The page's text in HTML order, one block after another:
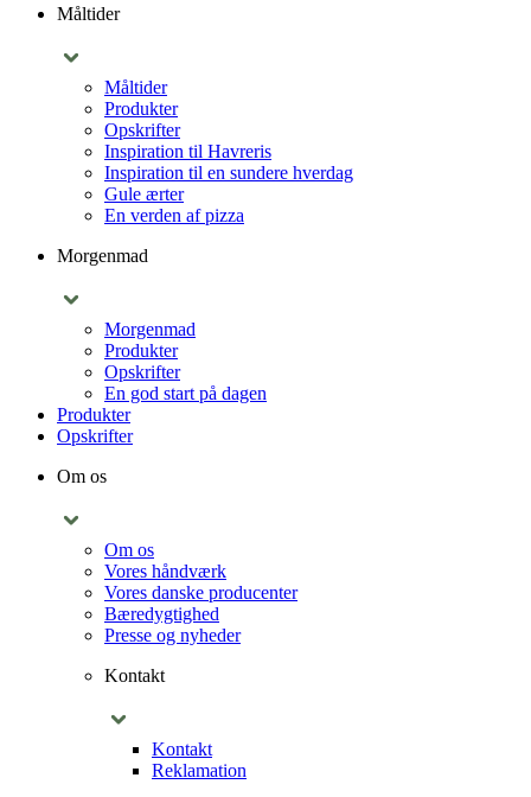
Måltider
Måltider
Produkter
Opskrifter
Inspiration til Havreris
Inspiration til en sundere hverdag
Gule ærter
En verden af pizza
Morgenmad
Morgenmad
Produkter
Opskrifter
En god start på dagen
Produkter
Opskrifter
Om os
Om os
Vores håndværk
Vores danske producenter
Bæredygtighed
Presse og nyheder
Kontakt
Kontakt
Reklamation